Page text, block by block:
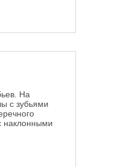
На
с зубьями
наклонными